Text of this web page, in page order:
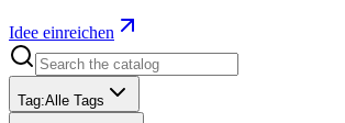
Idee einreichen
Tag:Alle Tags